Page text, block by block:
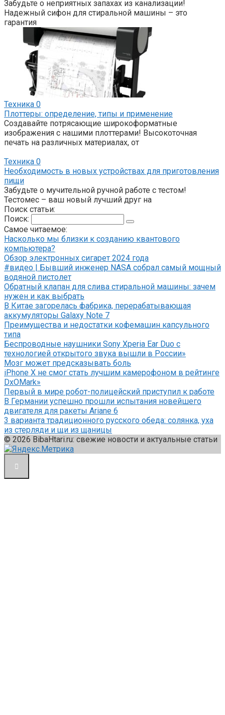
Забудьте о неприятных запахах из канализации!
Надежный сифон для стиральной машины – это
гарантия
Техника 0
Плоттеры: определение, типы и применение
Создавайте потрясающие широкоформатные
изображения с нашими плоттерами! Высокоточная
печать на различных материалах, от
Техника 0
Необходимость в новых устройствах для приготовления
пищи
Забудьте о мучительной ручной работе с тестом!
Тестомес – ваш новый лучший друг на
Поиск статьи:
Поиск:
Самое читаемое:
Насколько мы близки к созданию квантового
компьютера?
Обзор электронных сигарет 2024 года
#видео | Бывший инженер NASA собрал самый мощный
водяной пистолет
Обратный клапан для слива стиральной машины: зачем
нужен и как выбрать
В Китае загорелась фабрика, перерабатывающая
аккумуляторы Galaxy Note 7
Преимущества и недостатки кофемашин капсульного
типа
Беспроводные наушники Sony Xperia Ear Duo с
технологией открытого звука вышли в России»
Мозг может предсказывать боль
iPhone X не смог стать лучшим камерофоном в рейтинге
DxOMark»
Первый в мире робот-полицейский приступил к работе
В Германии успешно прошли испытания новейшего
двигателя для ракеты Ariane 6
3 варианта традиционного русского обеда: солянка, уха
из стерляди и щи из щаницы
© 2026 BibaHtari.ru: свежие новости и актуальные статьи